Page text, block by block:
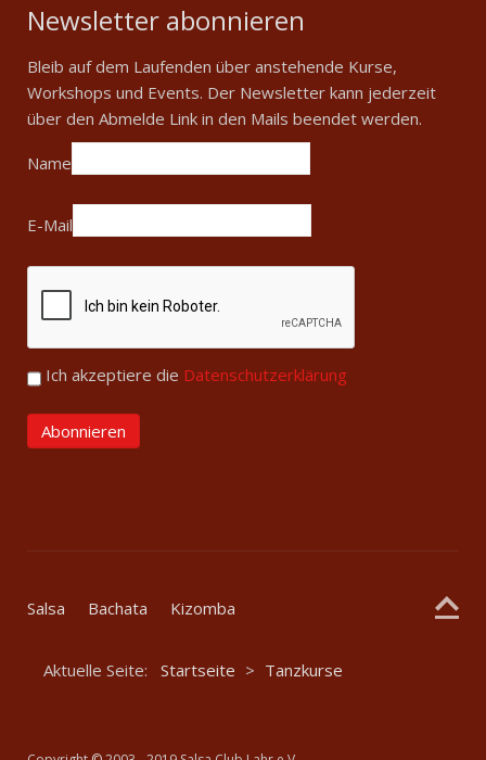
Newsletter abonnieren
Bleib auf dem Laufenden über anstehende Kurse,
Workshops und Events. Der Newsletter kann jederzeit
über den Abmelde Link in den Mails beendet werden.
Name
E-Mail
Ich akzeptiere die Datenschutzerklärung
Salsa Bachata Kizomba
Aktuelle Seite: Startseite > Tanzkurse